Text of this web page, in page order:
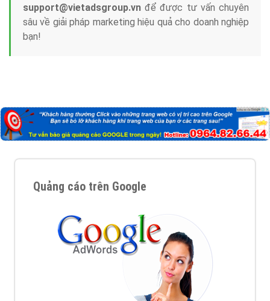
support@vietadsgroup.vn để được tư vấn chuyên
sâu về giải pháp marketing hiệu quả cho doanh nghiệp
bạn!
Quảng cáo trên Google